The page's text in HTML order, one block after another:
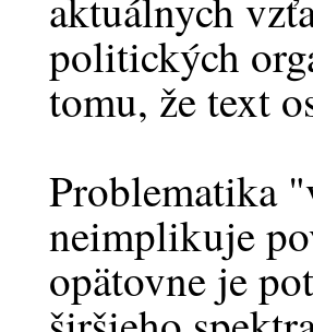
politických
tomu, že text
Problematika
neimplikuje
opätovne je